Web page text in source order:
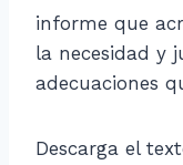
informe que
la necesidad y
adecuaciones
Descarga el